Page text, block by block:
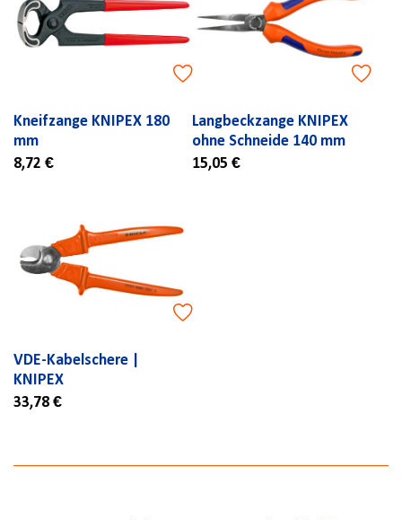
Kneifzange KNIPEX 180
mm
8,72 €
Langbeckzange KNIPEX
ohne Schneide 140 mm
15,05 €
VDE-Kabelschere |
KNIPEX
33,78 €